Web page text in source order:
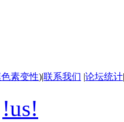
素变性)|联系我们 |论坛统计|
!us!